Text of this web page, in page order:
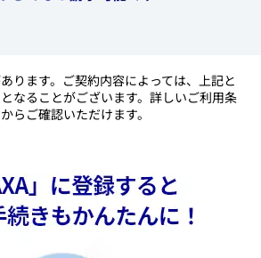
ります。ご契約内容によっては、上記と
なることがございます。詳しいご利用条
らご確認いただけます。